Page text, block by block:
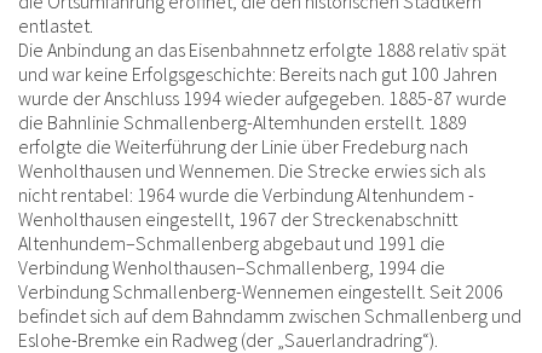
entlastet.
Die Anbindung an das Eisenbahnnetz erfolgte 1888 relativ spät
und war keine Erfolgsgeschichte: Bereits nach gut 100 Jahren
wurde der Anschluss 1994 wieder aufgegeben. 1885-87 wurde
die Bahnlinie Schmallenberg-Altemhunden erstellt. 1889
erfolgte die Weiterführung der Linie über Fredeburg nach
Wenholthausen und Wennemen. Die Strecke erwies sich als
nicht rentabel: 1964 wurde die Verbindung Altenhundem -
Wenholthausen eingestellt, 1967 der Streckenabschnitt
Altenhundem–Schmallenberg abgebaut und 1991 die
Verbindung Wenholthausen–Schmallenberg, 1994 die
Verbindung Schmallenberg-Wennemen eingestellt. Seit 2006
befindet sich auf dem Bahndamm zwischen Schmallenberg und
Eslohe-Bremke ein Radweg (der „Sauerlandradring“).